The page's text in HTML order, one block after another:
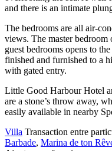
and there is an intimate
The bedrooms are all air-
views. The master bedroom
guest bedrooms opens to
finished and furnished to a
with gated entry.
Little Good Harbour Hotel
are a stone’s throw away,
easily available in nearby
Villa Transaction entre
Barbade, Marina de ton